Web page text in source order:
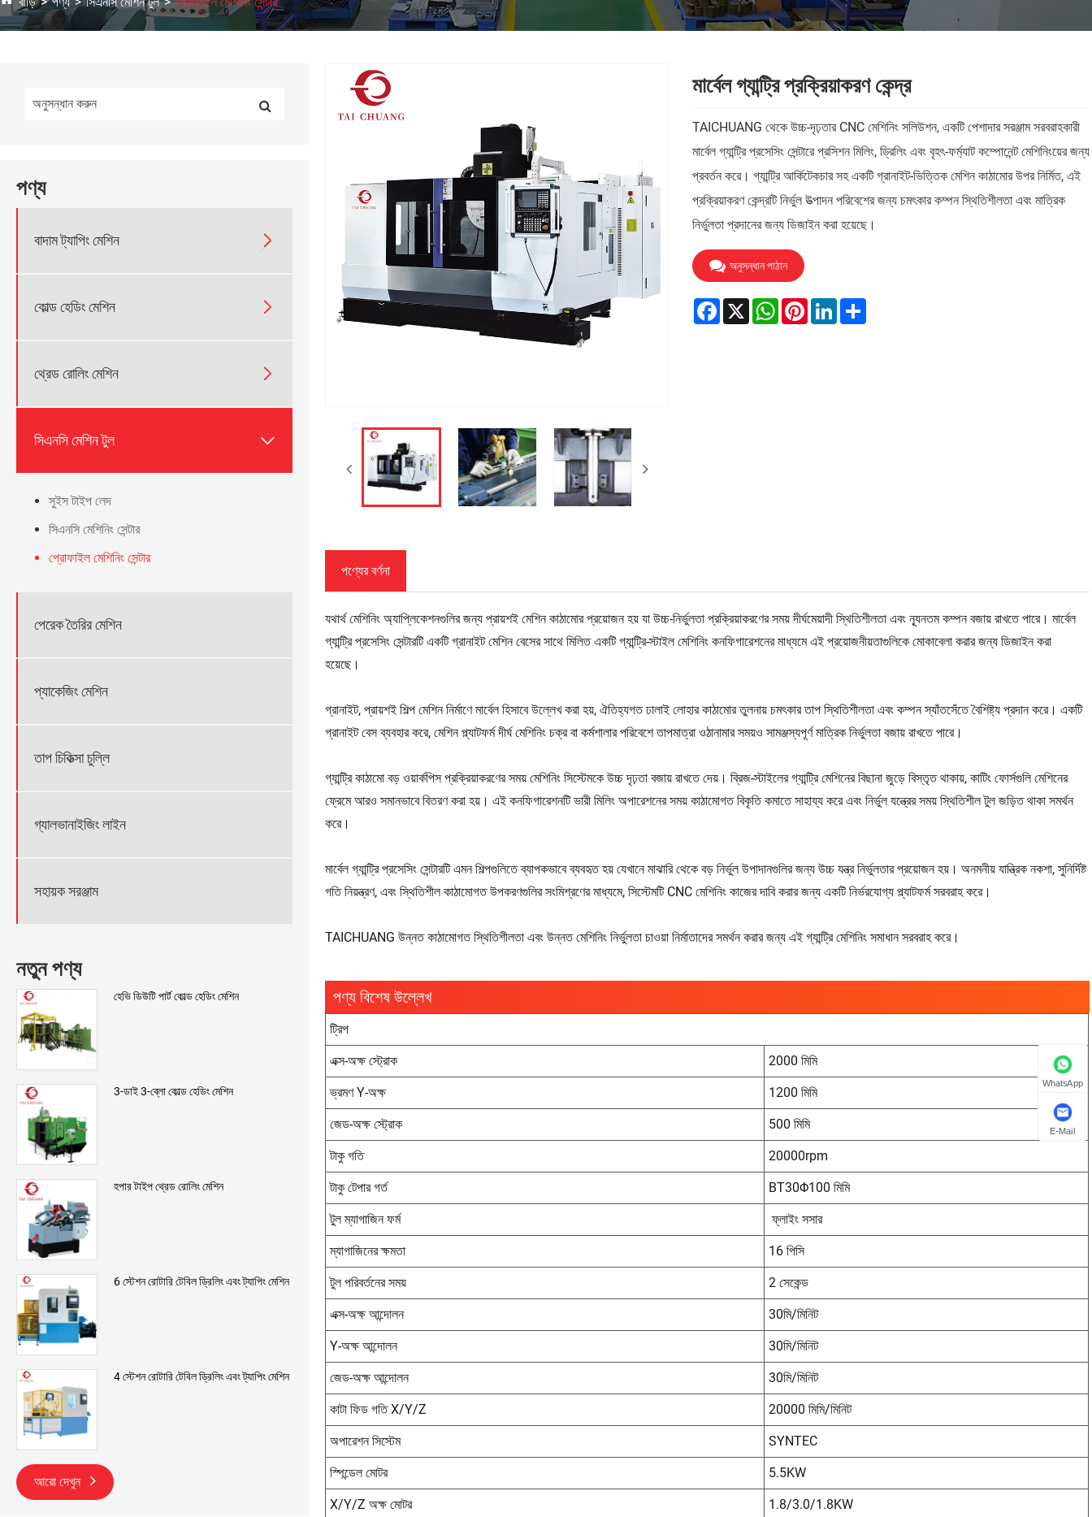
পণ্য
বাদাম ট্যাপিং মেশিন 
কোল্ড হেডিং মেশিন 
থ্রেড রোলিং মেশিন 
সিএনসি মেশিন টুল 
সুইস টাইপ লেদ
সিএনসি মেশিনিং সেন্টার
প্রোফাইল মেশিনিং সেন্টার
পেরেক তৈরির মেশিন
প্যাকেজিং মেশিন
তাপ চিকিত্সা চুল্লি
গ্যালভানাইজিং লাইন
সহায়ক সরঞ্জাম
নতুন পণ্য
হেভি ডিউটি ​​পার্ট কোল্ড হেডিং মেশিন
3-ডাই 3-ব্লো কোল্ড হেডিং মেশিন
হপার টাইপ থ্রেড রোলিং মেশিন
6 স্টেশন রোটারি টেবিল ড্রিলিং এবং ট্যাপিং মেশিন
4 স্টেশন রোটারি টেবিল ড্রিলিং এবং ট্যাপিং মেশিন
আরো দেখুন
মার্বেল গ্যান্ট্রি প্রক্রিয়াকরণ কেন্দ্র
TAICHUANG থেকে উচ্চ-দৃঢ়তার CNC মেশিনিং সলিউশন, একটি পেশাদার সরঞ্জাম সরবরাহকারী
মার্বেল গ্যান্ট্রি প্রসেসিং সেন্টারে প্রসিশন মিলিং, ড্রিলিং এবং বৃহৎ-ফর্ম্যাট কম্পোনেন্ট মেশিনিংয়ের জন্য
প্রবর্তন করে। গ্যান্ট্রি আর্কিটেকচার সহ একটি গ্রানাইট-ভিত্তিক মেশিন কাঠামোর উপর নির্মিত, এই
প্রক্রিয়াকরণ কেন্দ্রটি নির্ভুল উত্পাদন পরিবেশের জন্য চমৎকার কম্পন স্থিতিশীলতা এবং মাত্রিক
নির্ভুলতা প্রদানের জন্য ডিজাইন করা হয়েছে।
অনুসন্ধান পাঠান
Facebook
X WhatsApp
PinterestLinkedInShare
পণ্যের বর্ণনা
যথার্থ মেশিনিং অ্যাপ্লিকেশনগুলির জন্য প্রায়শই মেশিন কাঠামোর প্রয়োজন হয় যা উচ্চ-নির্ভুলতা প্রক্রিয়াকরণের সময় দীর্ঘমেয়াদী স্থিতিশীলতা এবং ন্যূনতম কম্পন বজায় রাখতে পারে। মার্বেল
গ্যান্ট্রি প্রসেসিং সেন্টারটি একটি গ্রানাইট মেশিন বেসের সাথে মিলিত একটি গ্যান্ট্রি-স্টাইল মেশিনিং কনফিগারেশনের মাধ্যমে এই প্রয়োজনীয়তাগুলিকে মোকাবেলা করার জন্য ডিজাইন করা
হয়েছে।
গ্রানাইট, প্রায়শই শিল্প মেশিন নির্মাণে মার্বেল হিসাবে উল্লেখ করা হয়, ঐতিহ্যগত ঢালাই লোহার কাঠামোর তুলনায় চমৎকার তাপ স্থিতিশীলতা এবং কম্পন স্যাঁতসেঁতে বৈশিষ্ট্য প্রদান করে। একটি
গ্রানাইট বেস ব্যবহার করে, মেশিন প্ল্যাটফর্ম দীর্ঘ মেশিনিং চক্র বা কর্মশালার পরিবেশে তাপমাত্রা ওঠানামার সময়ও সামঞ্জস্যপূর্ণ মাত্রিক নির্ভুলতা বজায় রাখতে পারে।
গ্যান্ট্রি কাঠামো বড় ওয়ার্কপিস প্রক্রিয়াকরণের সময় মেশিনিং সিস্টেমকে উচ্চ দৃঢ়তা বজায় রাখতে দেয়। ব্রিজ-স্টাইলের গ্যান্ট্রি মেশিনের বিছানা জুড়ে বিস্তৃত থাকায়, কাটিং ফোর্সগুলি মেশিনের
ফ্রেমে আরও সমানভাবে বিতরণ করা হয়। এই কনফিগারেশনটি ভারী মিলিং অপারেশনের সময় কাঠামোগত বিকৃতি কমাতে সাহায্য করে এবং নির্ভুল যন্ত্রের সময় স্থিতিশীল টুল জড়িত থাকা সমর্থন
করে।
মার্বেল গ্যান্ট্রি প্রসেসিং সেন্টারটি এমন শিল্পগুলিতে ব্যাপকভাবে ব্যবহৃত হয় যেখানে মাঝারি থেকে বড় নির্ভুল উপাদানগুলির জন্য উচ্চ যন্ত্র নির্ভুলতার প্রয়োজন হয়। অনমনীয় যান্ত্রিক নকশা, সুনির্দিষ্ট
গতি নিয়ন্ত্রণ, এবং স্থিতিশীল কাঠামোগত উপকরণগুলির সংমিশ্রণের মাধ্যমে, সিস্টেমটি CNC মেশিনিং কাজের দাবি করার জন্য একটি নির্ভরযোগ্য প্ল্যাটফর্ম সরবরাহ করে।
TAICHUANG উন্নত কাঠামোগত স্থিতিশীলতা এবং উন্নত মেশিনিং নির্ভুলতা চাওয়া নির্মাতাদের সমর্থন করার জন্য এই গ্যান্ট্রি মেশিনিং সমাধান সরবরাহ করে।
পণ্য বিশেষ উল্লেখ
ট্রিপ
এক্স-অক্ষ স্ট্রোক 2000 মিমি
ভ্রমণ Y-অক্ষ 1200 মিমি
জেড-অক্ষ স্ট্রোক 500 মিমি
টাকু গতি 20000rpm
টাকু টেপার গর্ত BT30Φ100 মিমি
টুল ম্যাগাজিন ফর্ম ফ্লাইং সসার
ম্যাগাজিনের ক্ষমতা 16 পিসি
টুল পরিবর্তনের সময় 2 সেকেন্ড
এক্স-অক্ষ আন্দোলন 30মি/মিনিট
Y-অক্ষ আন্দোলন 30মি/মিনিট
জেড-অক্ষ আন্দোলন 30মি/মিনিট
কাটা ফিড গতি X/Y/Z 20000 মিমি/মিনিট
অপারেশন সিস্টেম SYNTEC
স্পিন্ডেল মোটর 5.5KW
X/Y/Z অক্ষ মোটর 1.8/3.0/1.8KW
WhatsApp
E-Mail